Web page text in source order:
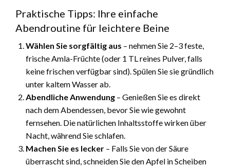
Praktische Tipps: Ihre einfache
Abendroutine für leichtere Beine
Wählen Sie sorgfältig aus – nehmen Sie 2–3 feste,
frische Amla-Früchte (oder 1 TL reines Pulver, falls
keine frischen verfügbar sind). Spülen Sie sie gründlich
unter kaltem Wasser ab.
Abendliche Anwendung – Genießen Sie es direkt
nach dem Abendessen, bevor Sie wie gewohnt
fernsehen. Die natürlichen Inhaltsstoffe wirken über
Nacht, während Sie schlafen.
Machen Sie es lecker – Falls Sie von der Säure
überrascht sind, schneiden Sie den Apfel in Scheiben